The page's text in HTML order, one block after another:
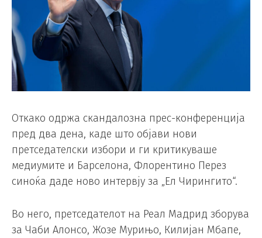
Откако одржа скандалозна прес-конференција
пред два дена, каде што објави нови
претседателски избори и ги критикуваше
медиумите и Барселона, Флорентино Перез
синоќа даде ново интервју за „Ел Чирингито“.
Во него, претседателот на Реал Мадрид зборува
за Чаби Алонсо, Жозе Мурињо, Килијан Мбапе,